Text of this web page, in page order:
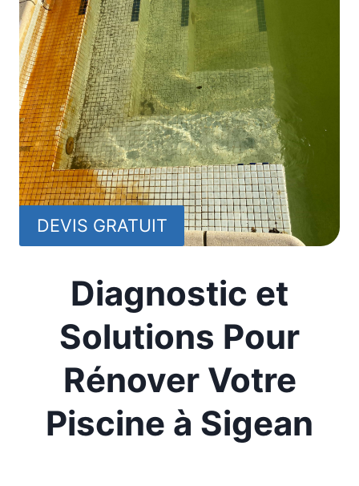
DEVIS GRATUIT
Diagnostic et
Solutions Pour
Rénover Votre
Piscine à Sigean